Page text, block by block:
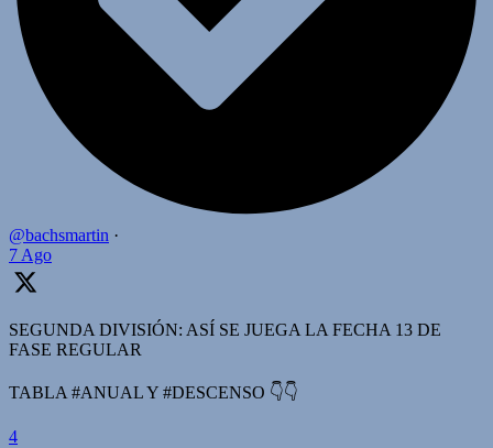
@bachsmartin ·
7 Ago
SEGUNDA DIVISIÓN: ASÍ SE JUEGA LA FECHA 13 DE
FASE REGULAR
TABLA #ANUAL Y #DESCENSO 👇👇
4